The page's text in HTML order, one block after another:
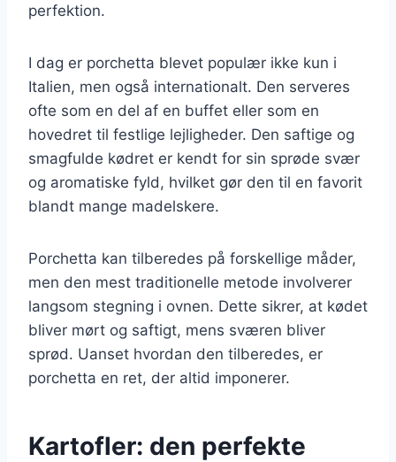
perfektion.
I dag er porchetta blevet populær ikke kun i
Italien, men også internationalt. Den serveres
ofte som en del af en buffet eller som en
hovedret til festlige lejligheder. Den saftige og
smagfulde kødret er kendt for sin sprøde svær
og aromatiske fyld, hvilket gør den til en favorit
blandt mange madelskere.
Porchetta kan tilberedes på forskellige måder,
men den mest traditionelle metode involverer
langsom stegning i ovnen. Dette sikrer, at kødet
bliver mørt og saftigt, mens sværen bliver
sprød. Uanset hvordan den tilberedes, er
porchetta en ret, der altid imponerer.
Kartofler: den perfekte